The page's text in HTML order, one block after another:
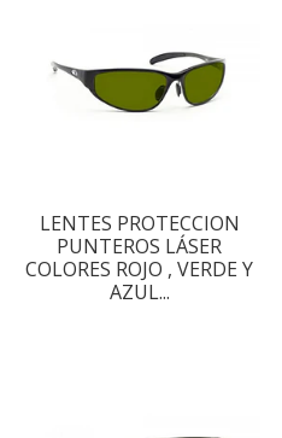
LENTES PROTECCION
PUNTEROS LÁSER
COLORES ROJO , VERDE Y
AZUL...